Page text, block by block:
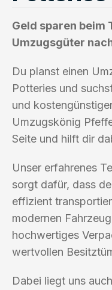
Geld sparen beim
Umzugsgüter
Du planst einen
Potteries und
und
Umzugskönig
Seite und hilft dir
Unser erfahrenes
sorgt dafür, dass
effizient
modernen
hochwertiges
wertvollen
Dabei liegt uns